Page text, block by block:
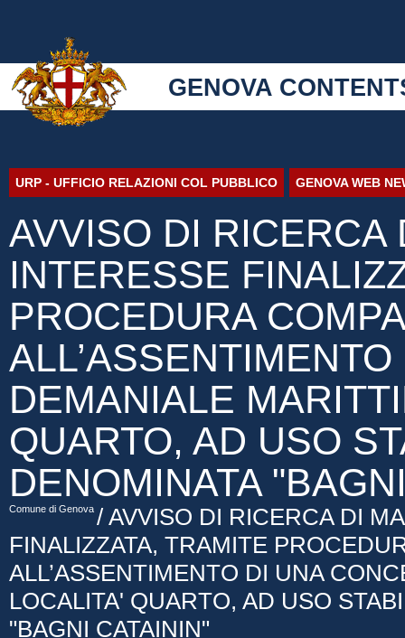
GENOVA
URP - UFFICIO RELAZIONI COL PUBBLICO GENOVA WEB
AVVISO DI RICERCA
INTERESSE
PROCEDURA
DEMANIALE
QUARTO, AD USO
DENOMINATA
Comune di Genova / AVVISO DI RICERCA DI
FINALIZZATA, TRAMITE
ALL’ASSENTIMENTO DI UNA
LOCALITA' QUARTO, AD USO
"BAGNI CATAININ"